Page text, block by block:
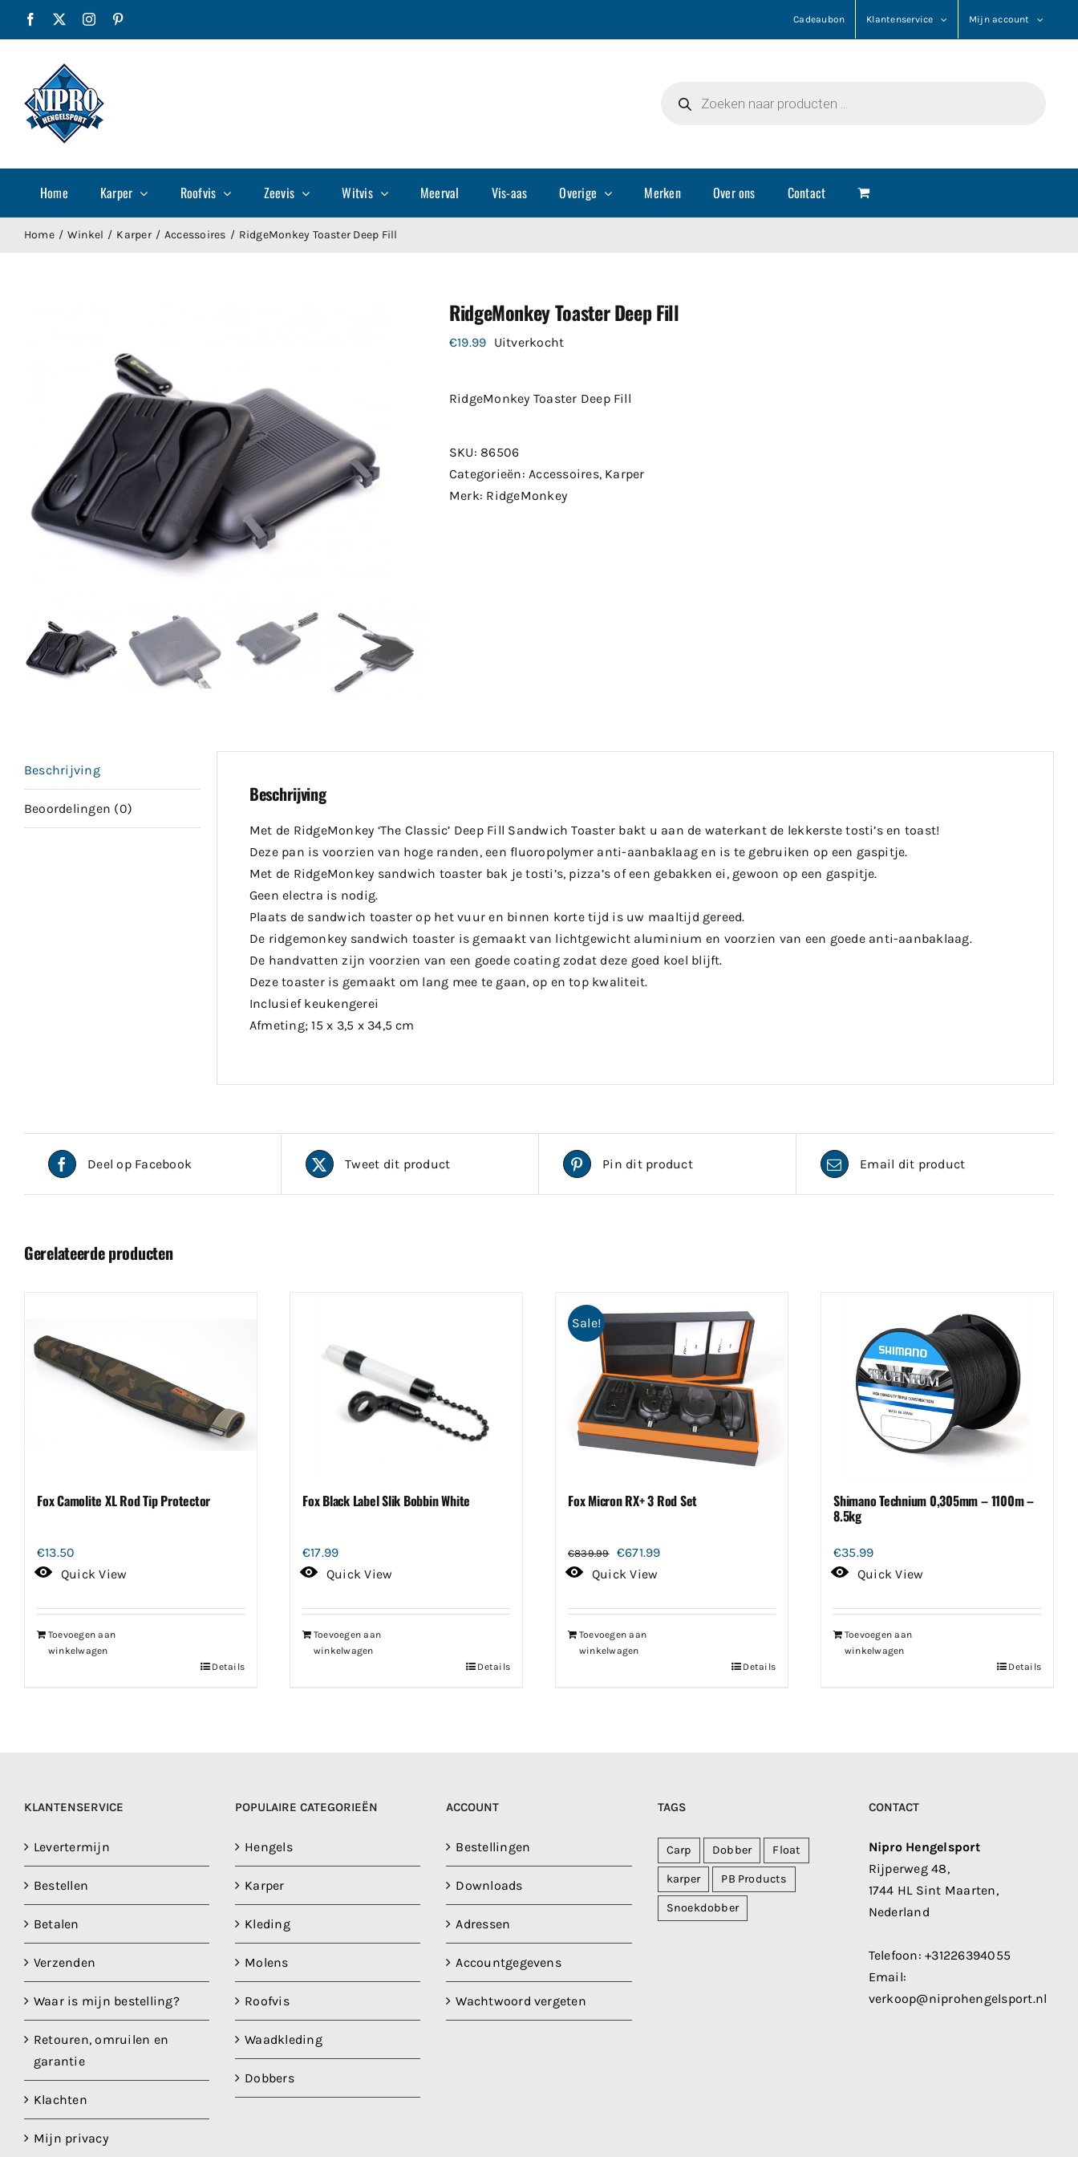
Facebook Instagram Cadeaubon Klantenservice Mijn account
zoeken
Home Karper Roofvis Zeevis Witvis Meerval Vis-aas Overige Merken Over ons Contact
Home Winkel Karper Accessoires RidgeMonkey Toaster Deep Fill
RidgeMonkey Toaster Deep Fill
€19.99 Uitverkocht
RidgeMonkey Toaster Deep Fill
SKU: 86506
Categorieën:Accessoires, Karper
Merk: RidgeMonkey
Beschrijving
Beoordelingen (0)
Beschrijving
Met de RidgeMonkey ‘The Classic’ Deep Fill Sandwich Toaster bakt u aan de waterkant de lekkerste tosti’s en toast!
Deze pan is voorzien van hoge randen, een fluoropolymer anti-aanbaklaag en is te gebruiken op een gaspitje.
Met de RidgeMonkey sandwich toaster bak je tosti’s, pizza’s of een gebakken ei, gewoon op een gaspitje.
Geen electra is nodig.
Plaats de sandwich toaster op het vuur en binnen korte tijd is uw maaltijd gereed.
De ridgemonkey sandwich toaster is gemaakt van lichtgewicht aluminium en voorzien van een goede anti-aanbaklaag.
De handvatten zijn voorzien van een goede coating zodat deze goed koel blijft.
Deze toaster is gemaakt om lang mee te gaan, op en top kwaliteit.
Inclusief keukengerei
Afmeting; 15 x 3,5 x 34,5 cm
Deel op Facebook Tweet dit product Pin dit product Email dit product
Gerelateerde producten
Fox Camolite XL Rod Tip Protector
€13.50
Quick View
Toevoegen aan
winkelwagen
Details
Fox Black Label Slik Bobbin White
€17.99
Quick View
Toevoegen aan
winkelwagen
Details
Sale!
Fox Micron RX+ 3 Rod Set
€839.99
Oorspronkelijke
prijs
€839.99.
€671.99Huidige
€671.99.
Quick View
Toevoegen aan
winkelwagen
Details
Shimano Technium 0,305mm – 1100m –
8.5kg
€35.99
Quick View
Toevoegen aan
winkelwagen
Details
KLANTENSERVICE
Levertermijn
Bestellen
Betalen
Verzenden
Waar is mijn bestelling?
Retouren, omruilen en
garantie
Klachten
Mijn privacy
POPULAIRE CATEGORIEËN
Hengels
Karper
Kleding
Molens
Roofvis
Waadkleding
Dobbers
ACCOUNT
Bestellingen
Downloads
Adressen
Accountgegevens
Wachtwoord vergeten
TAGS
Carp Dobber Float
karper PB Products
Snoekdobber
CONTACT
Nipro Hengelsport
Rijperweg 48,
1744 HL Sint Maarten,
Nederland
Telefoon:+31226394055
Email:
verkoop@niprohengelsport.nl